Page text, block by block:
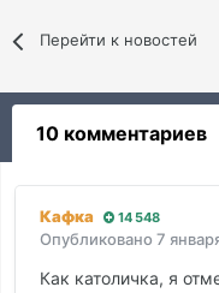
Перейти к новостей
10 комментариев
Кафкa 14 548
Опубликовано 7
Как католичка, я